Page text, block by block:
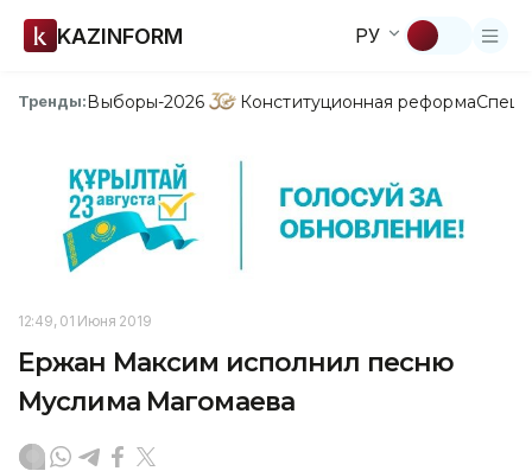
KAZINFORM РУ
Тренды:Выборы-2026 Конституционная реформа
12:49, 01 Июня 2019
Ержан Максим исполнил песню
Муслима Магомаева